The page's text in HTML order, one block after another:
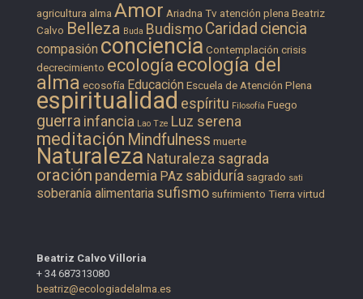
agricultura alma Amor Ariadna Tv atención plena Beatriz
Calvo Belleza Buda Budismo Caridad ciencia
compasión conciencia Contemplación crisis
decrecimiento ecología ecología del
alma ecosofía Educación Escuela de Atención Plena
espiritualidad espíritu Filosofía Fuego
guerra infancia Lao Tze Luz serena
meditación Mindfulness muerte
Naturaleza Naturaleza sagrada
oración pandemia PAz sabiduría sagrado sati
soberanía alimentaria sufismo sufrimiento Tierra virtud
Beatriz Calvo Villoria
+ 34 687313080
beatriz@ecologiadelalma.es